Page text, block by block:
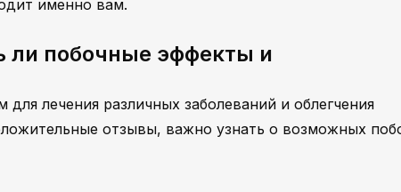
именно вам.
ли побочные эффекты и
лечения различных заболеваний и облегчения
отзывы, важно узнать о возможных